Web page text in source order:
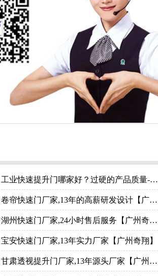
工业快速提升门哪家好？过硬的产品质量-奇
翔实业
卷帘快速门厂家,13年的高薪研发设计【广州
奇翔】
湖州快速门厂家,24小时售后服务【广州奇
翔】
宝安快速门厂家,13年实力厂家【广州奇翔】
甘肃透视提升门厂家,13年源头厂家【广州奇